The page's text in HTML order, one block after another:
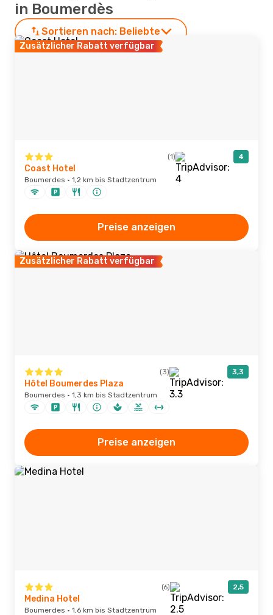
in Boumerdès
Sortieren nach: Beliebte
Zusätzlicher Rabatt verfügbar
(1) 4
Coast Hotel
Boumerdes · 1,2 km bis Stadtzentrum
Preise anzeigen
Zusätzlicher Rabatt verfügbar
(3) 3,3
Hôtel Boumerdes Plaza
Boumerdes · 1,3 km bis Stadtzentrum
Preise anzeigen
(6) 2,5
Medina Hotel
Boumerdes · 1,6 km bis Stadtzentrum